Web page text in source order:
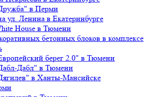
в Перми
Ленина в Екатеринбурге
House в Тюмени
бетонных блоков в комплексе
берег 2.0" в Тюмени
Дабл" в Тюмени
в Ханты-Мансийске